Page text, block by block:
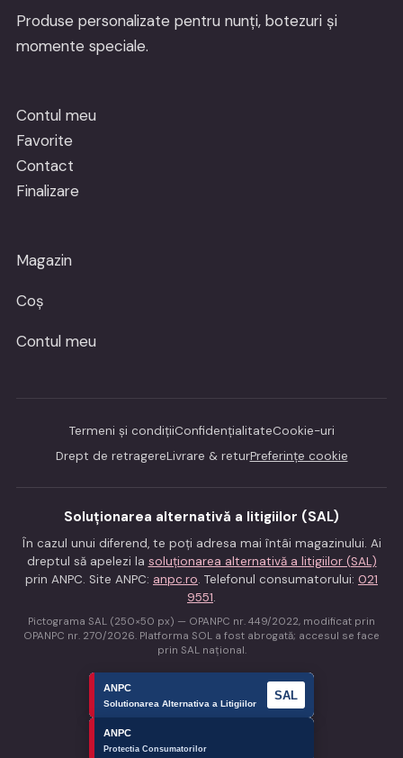
Produse personalizate pentru nunți, botezuri și
momente speciale.
Contul meu
Favorite
Contact
Finalizare
Magazin
Coș
Contul meu
Termeni și condițiiConfidențialitateCookie-uri
Drept de retragereLivrare & returPreferințe cookie
Soluționarea alternativă a litigiilor (SAL)
În cazul unui diferend, te poți adresa mai întâi magazinului. Ai
dreptul să apelezi la soluționarea alternativă a litigiilor (SAL)
prin ANPC. Site ANPC: anpc.ro. Telefonul consumatorului: 021
9551.
Pictograma SAL (250×50 px) — OPANPC nr. 449/2022, modificat prin
OPANPC nr. 270/2026. Platforma SOL a fost abrogată; accesul se face
prin SAL național.